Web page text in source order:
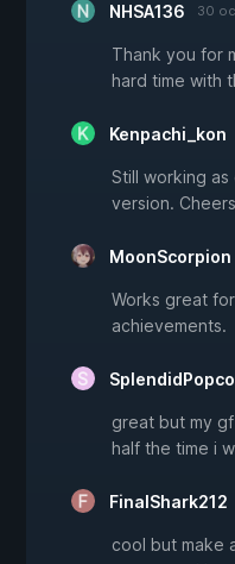
NHSA136 30
Thank you for
hard time with
Kenpachi_kon
Still working
version.
MoonScorpion
Works great
achievements.
great but my
half the time i
FinalShark212
cool but make